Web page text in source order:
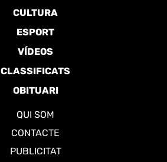
CULTURA
ESPORT
VÍDEOS
CLASSIFICATS
OBITUARI
QUI SOM
CONTACTE
PUBLICITAT